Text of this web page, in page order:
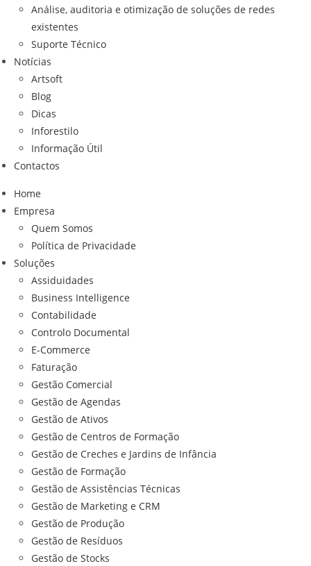
Análise, auditoria e otimização de soluções de redes
existentes
Suporte Técnico
Notícias
Artsoft
Blog
Dicas
Inforestilo
Informação Útil
Contactos
Home
Empresa
Quem Somos
Política de Privacidade
Soluções
Assiduidades
Business Intelligence
Contabilidade
Controlo Documental
E-Commerce
Faturação
Gestão Comercial
Gestão de Agendas
Gestão de Ativos
Gestão de Centros de Formação
Gestão de Creches e Jardins de Infância
Gestão de Formação
Gestão de Assistências Técnicas
Gestão de Marketing e CRM
Gestão de Produção
Gestão de Resíduos
Gestão de Stocks